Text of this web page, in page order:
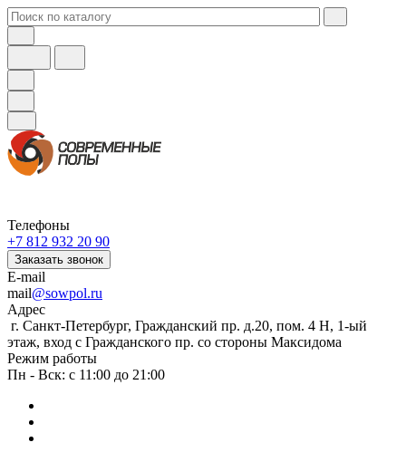
Телефоны
+7 812 932 20 90
Заказать звонок
E-mail
mail@sowpol.ru
Адрес
г. Санкт-Петербург, Гражданский пр. д.20, пом. 4 Н, 1-ый
этаж, вход с Гражданского пр. со стороны Максидома
Режим работы
Пн - Вск: с 11:00 до 21:00